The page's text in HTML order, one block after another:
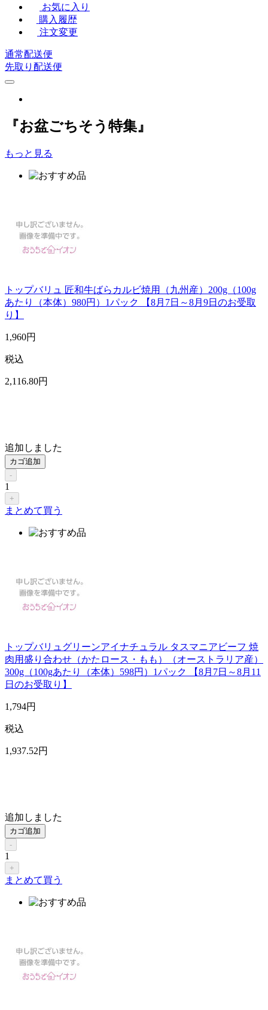
お気に入り
購入履歴
注文変更
通常配送便
先取り配送便
『お盆ごちそう特集』
もっと見る
トップバリュ 匠和牛ばらカルビ焼用（九州産）200g（100g
あたり（本体）980円）1パック 【8月7日～8月9日のお受取
り】
1,960円
税込
2,116.80円
追加しました
カゴ追加
-
1
+
まとめて買う
トップバリュグリーンアイナチュラル タスマニアビーフ 焼
肉用盛り合わせ（かたロース・もも）（オーストラリア産）
300g（100gあたり（本体）598円）1パック 【8月7日～8月11
日のお受取り】
1,794円
税込
1,937.52円
追加しました
カゴ追加
-
1
+
まとめて買う